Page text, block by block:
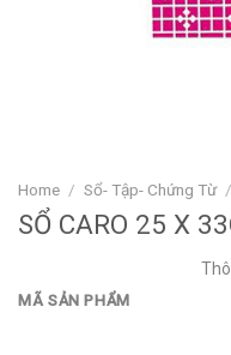
Home / Sổ- Tập- Chứng Từ /
SỔ CARO 25 X
MÃ SẢN PHẨM